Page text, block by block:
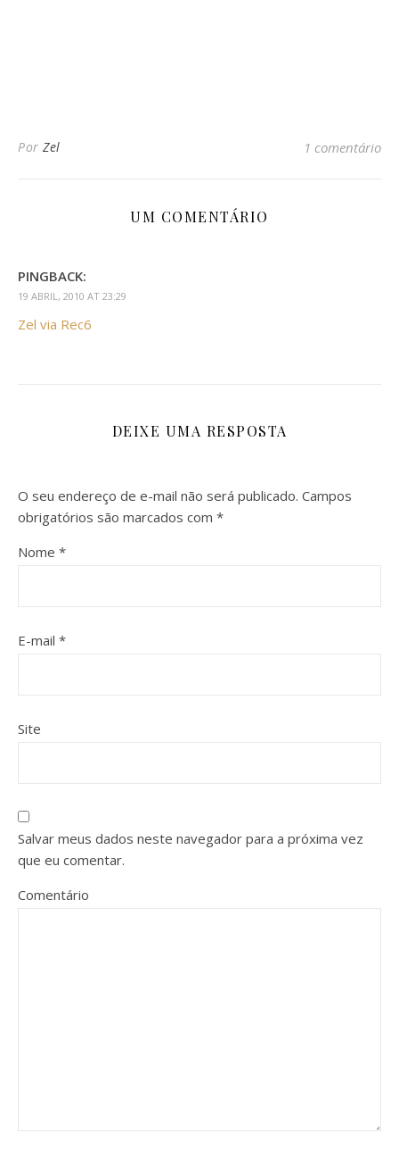
Por Zel 1 comentário
UM COMENTÁRIO
PINGBACK:
19 ABRIL, 2010 AT 23:29
Zel via Rec6
DEIXE UMA RESPOSTA
O seu endereço de e-mail não será publicado. Campos
obrigatórios são marcados com *
Nome *
E-mail *
Site
Salvar meus dados neste navegador para a próxima vez
que eu comentar.
Comentário